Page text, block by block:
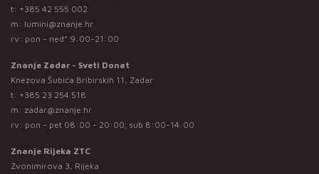
t: +385 42 555 002
m: lumini@znanje.hr
rv: pon - ned* 9:00-21:00
Znanje Zadar - Sveti Donat
Knezova Šubića Bribirskih 11, Zadar
t: +385 23 254 518
m: zadar@znanje.hr
rv: pon - pet 08:00 - 20:00; sub 8:00-14:00
Znanje Rijeka ZTC
Zvonimirova 3, Rijeka